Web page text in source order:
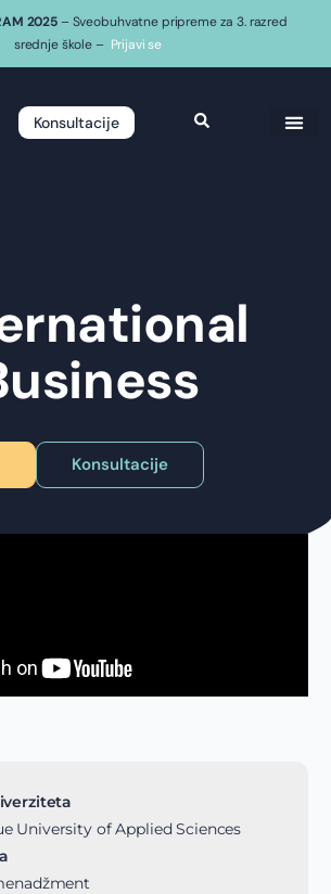
2025 – Sveobuhvatne pripreme za 3. razred
srednje škole – Prijavi se
Konsultacije
Konsultacije
University of Applied Sciences